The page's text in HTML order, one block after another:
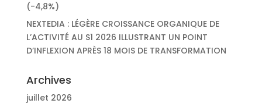
(-4,8%)
NEXTEDIA : LÉGÈRE CROISSANCE ORGANIQUE DE
L’ACTIVITÉ AU S1 2026 ILLUSTRANT UN POINT
D’INFLEXION APRÈS 18 MOIS DE TRANSFORMATION
Archives
juillet 2026